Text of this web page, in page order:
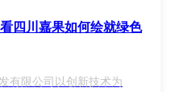
四川嘉果如何绘就绿色
有限公司以创新技术为